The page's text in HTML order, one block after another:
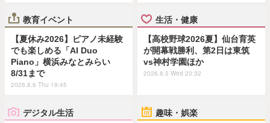
教育イベント
【夏休み2026】ピアノ未経験
でも楽しめる「AI Duo
Piano」横浜みなとみらい
8/31まで
2026.8.6 Thu 19:45
生活・健康
【高校野球2026夏】仙台育英
が開幕戦勝利、第2日は東筑
vs神村学園ほか
2026.8.5 Wed 20:32
デジタル生活 趣味・娯楽